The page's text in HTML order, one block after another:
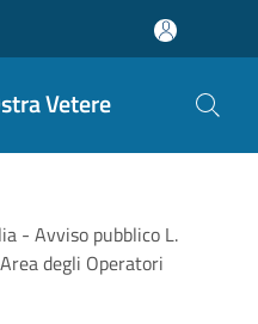
Vetere
- Avviso pubblico L.
degli Operatori